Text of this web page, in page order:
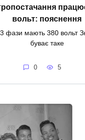
вольт: пояснення
фази мають 380 вольт
буває таке
0 5